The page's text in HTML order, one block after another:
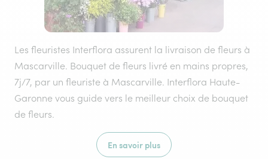
Les fleuristes Interflora assurent la livraison de fleurs à
Mascarville. Bouquet de fleurs livré en mains propres,
7j/7, par un fleuriste à Mascarville. Interflora Haute-
Garonne vous guide vers le meilleur choix de bouquet
de fleurs.
En savoir plus